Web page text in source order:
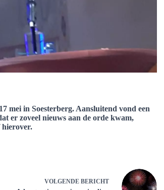
mei in Soesterberg. Aansluitend vond een
er zoveel nieuws aan de orde kwam,
hierover.
VOLGENDE BERICHT